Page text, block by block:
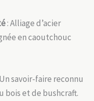
: Alliage d’acier
en caoutchouc
savoir-faire reconnu
bois et de bushcraft.